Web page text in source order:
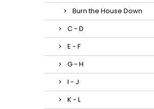
Burn the House Down
C - D
E - F
G - H
I - J
K - L